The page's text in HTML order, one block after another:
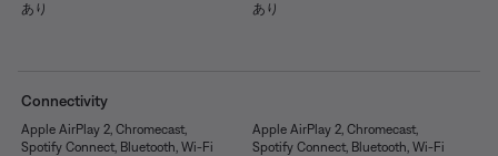
あり
Connectivity
Apple AirPlay 2, Chromecast,
Spotify Connect, Bluetooth, Wi-Fi
あり
Apple AirPlay 2, Chromecast,
Spotify Connect, Bluetooth, Wi-Fi